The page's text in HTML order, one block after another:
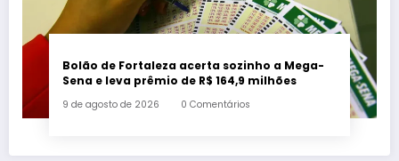
Bolão de Fortaleza acerta sozinho a Mega-
Sena e leva prêmio de R$ 164,9 milhões
9 de agosto de 2026 0 Comentários